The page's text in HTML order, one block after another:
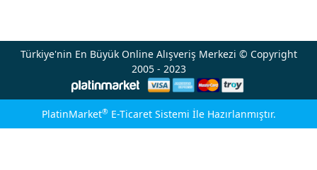
Türkiye'nin En Büyük Online Alışveriş Merkezi © Copyright
2005 - 2023
PlatinMarket®E-Ticaret Sistemi İle Hazırlanmıştır.